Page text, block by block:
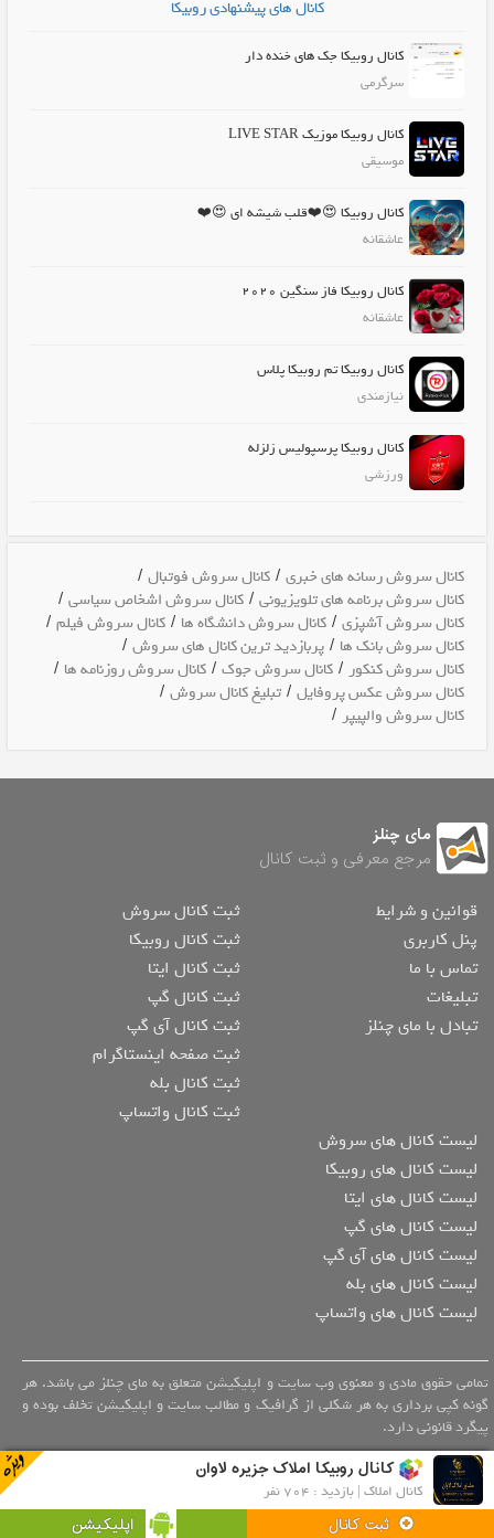
کانال های پیشنهادی روبیکا
کانال روبیکا جک های خنده دار
سرگرمی
کانال روبیکا موزیک LIVE STAR
موسیقی
کانال روبیکا 😍❤️قلب شیشه ای 😍❤️
عاشقانه
کانال روبیکا فاز سنگین 2020
عاشقانه
کانال روبیکا تم روبیکا پلاس
نیازمندی
کانال روبیکا پرسپولیس زلزله
ورزشی
کانال سروش رسانه های خبری /کانال سروش فوتبال /
کانال سروش برنامه های تلویزیونی /کانال سروش اشخاص سیاسی /
کانال سروش آشپزی /کانال سروش دانشگاه ها /کانال سروش فیلم /
کانال سروش بانک ها /پربازدید ترین کانال های سروش /
کانال سروش کنکور /کانال سروش جوک /کانال سروش روزنامه ها /
کانال سروش عکس پروفایل /تبلیغ کانال سروش /
کانال سروش والپیپر /
مای چنلز
مرجع معرفی و ثبت کانال
قوانین و شرایط
پنل کاربری
تماس با ما
تبلیغات
تبادل با مای چنلز
ثبت کانال سروش
ثبت کانال روبیکا
ثبت کانال ایتا
ثبت کانال گپ
ثبت کانال آی گپ
ثبت صفحه اینستاگرام
ثبت کانال بله
ثبت کانال واتساپ
لیست کانال های سروش
لیست کانال های روبیکا
لیست کانال های ایتا
لیست کانال های گپ
لیست کانال های آی گپ
لیست کانال های بله
لیست کانال های واتساپ
تمامی حقوق مادی و معنوی وب سایت و اپلیکیشن متعلق به مای چنلز می باشد. هر
گونه کپی برداری به هر شکلی از گرافیک و مطالب سایت و اپلیکیشن تخلف بوده و
پیگرد قانونی دارد.
کانال روبیکا املاک جزیره لاوان
کانال املاک | بازدید : 704 نفر
ثبت کانال اپلیکیشن